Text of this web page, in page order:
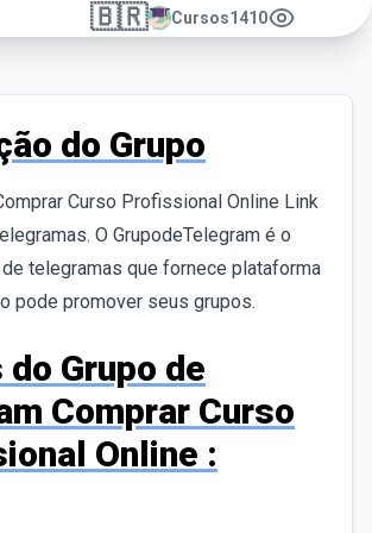
🇧🇷 Cursos1410
do Grupo
Curso Profissional Online Link
O GrupodeTelegram é o
telegramas que fornece plataforma
pode promover seus grupos.
do Grupo de
Comprar Curso
Online :